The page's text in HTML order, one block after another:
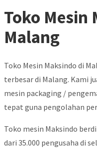
Toko Mesin
Malang
Toko Mesin Maksindo di
terbesar di Malang. Kami
mesin packaging /
tepat guna pengolahan
Toko mesin Maksindo
dari 35.000 pengusaha di